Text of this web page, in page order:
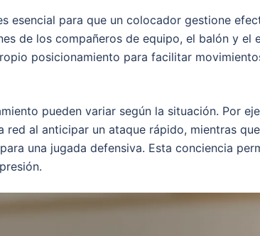
esencial para que un colocador gestione
de los compañeros de equipo, el balón y
posicionamiento para facilitar
pueden variar según la situación. Por
red al anticipar un ataque rápido, mientras
una jugada defensiva. Esta conciencia